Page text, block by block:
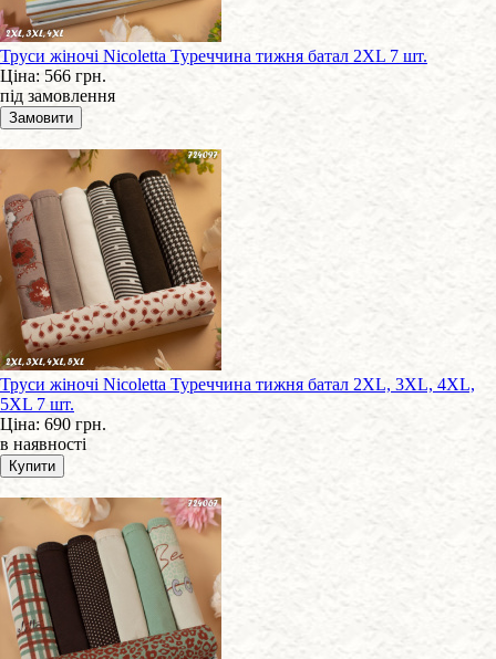
Труси жіночі Nicoletta Туреччина тижня батал 2XL 7 шт.
Ціна: 566 грн.
під замовлення
Труси жіночі Nicoletta Туреччина тижня батал 2XL, 3XL, 4XL,
5XL 7 шт.
Ціна: 690 грн.
в наявності